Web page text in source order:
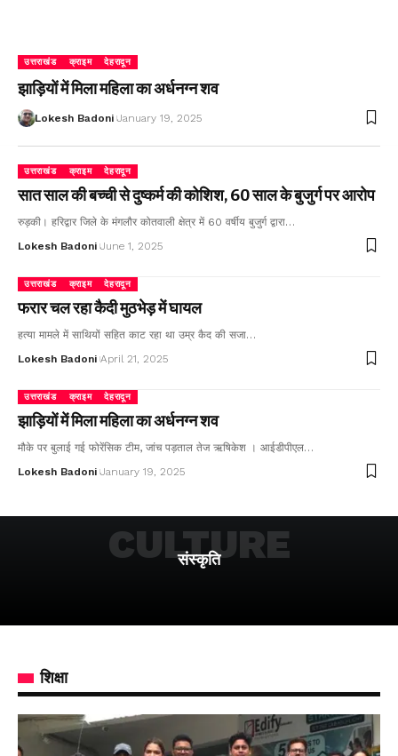
उत्तराखंड क्राइम देहरादून
झाड़ियों में मिला महिला का अर्धनग्न शव
Lokesh Badoni January 19, 2025
उत्तराखंड क्राइम देहरादून
सात साल की बच्ची से दुष्कर्म की कोशिश, 60 साल के बुजुर्ग पर आरोप
रुड़की। हरिद्वार जिले के मंगलौर कोतवाली क्षेत्र में 60 वर्षीय बुजुर्ग द्वारा…
Lokesh Badoni June 1, 2025
उत्तराखंड क्राइम देहरादून
फरार चल रहा कैदी मुठभेड़ में घायल
हत्या मामले में साथियों सहित काट रहा था उम्र कैद की सजा…
Lokesh Badoni April 21, 2025
उत्तराखंड क्राइम देहरादून
झाड़ियों में मिला महिला का अर्धनग्न शव
मौके पर बुलाई गई फोरेंसिक टीम, जांच पड़ताल तेज ऋषिकेश । आईडीपीएल…
Lokesh Badoni January 19, 2025
संस्कृति
CULTURE
शिक्षा